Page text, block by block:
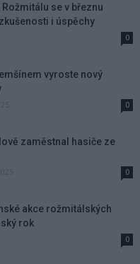
se v březnu
i úspěchy
0
vyroste nový
0
zaměstnal hasiče ze
0
akce rožmitálských
rok
0